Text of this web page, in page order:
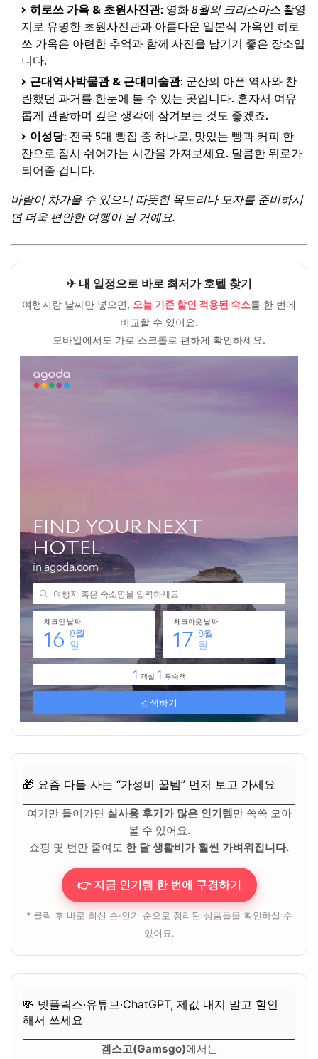
자주 묻는 질문
Q. 12월 군산/전주 날씨는 어떤가요?
Q. 군산과 전주 이동은 어떻게 하나요?
Q. 1박2일 코스로 적당한가요?
💸 넷플릭스·유튜브·ChatGPT, 제값 내지 말고 할인해서 쓰세
요
다
요
히로쓰 가옥 & 초원사진관: 영화 8월의 크리스마스 촬영
지로 유명한 초원사진관과 아름다운 일본식 가옥인 히로
쓰 가옥은 아련한 추억과 함께 사진을 남기기 좋은 장소입
니다.
근대역사박물관 & 근대미술관: 군산의 아픈 역사와 찬
란했던 과거를 한눈에 볼 수 있는 곳입니다. 혼자서 여유
롭게 관람하며 깊은 생각에 잠겨보는 것도 좋겠죠.
이성당: 전국 5대 빵집 중 하나로, 맛있는 빵과 커피 한
잔으로 잠시 쉬어가는 시간을 가져보세요. 달콤한 위로가
되어줄 겁니다.
바람이 차가울 수 있으니 따뜻한 목도리나 모자를 준비하시
면 더욱 편안한 여행이 될 거예요.
✈ 내 일정으로 바로 최저가 호텔 찾기
여행지랑 날짜만 넣으면, 오늘 기준 할인 적용된 숙소를 한 번에
비교할 수 있어요.
모바일에서도 가로 스크롤로 편하게 확인하세요.
🎁 요즘 다들 사는 “가성비 꿀템” 먼저 보고 가세요
여기만 들어가면 실사용 후기가 많은 인기템만 쏙쏙 모아
볼 수 있어요.
쇼핑 몇 번만 줄여도 한 달 생활비가 훨씬 가벼워집니다.
👉 지금 인기템 한 번에 구경하기
* 클릭 후 바로 최신 순·인기 순으로 정리된 상품들을 확인하실 수
있어요.
💸 넷플릭스·유튜브·ChatGPT, 제값 내지 말고 할인
해서 쓰세요
겜스고(Gamsgo)에서는